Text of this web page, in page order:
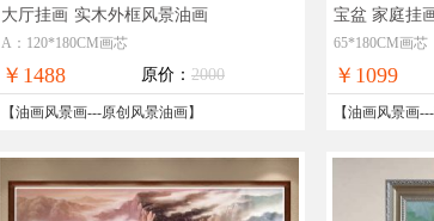
大厅挂画 实木外框风景油画
A：120*180CM画芯
￥1488 原价： 2000
【油画风景画---原创风景油画】
宝盆 家庭挂
物拍摄，现
邮
65*180CM画芯
￥1099
【油画风景画---